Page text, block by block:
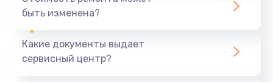
Замена USB порта
быть изменена?
Какие документы выдает
сервисный центр?